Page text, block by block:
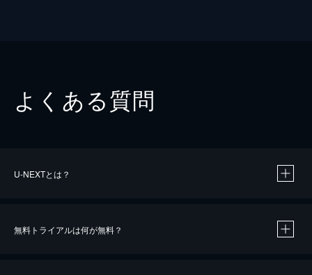
よくある質問
U-NEXTとは？
無料トライアルは何が無料？